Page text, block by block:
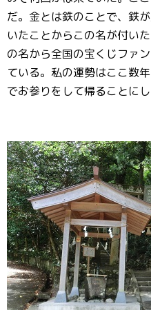
だ。金とは鉄のことで、鉄
いたことからこの名が付い
の名から全国の宝くじファ
ている。私の運勢はここ数
でお参りをして帰ることにし